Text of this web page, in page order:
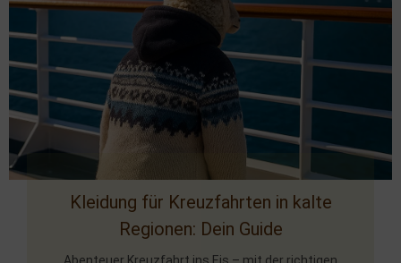
Kleidung für Kreuzfahrten in kalte
Regionen: Dein Guide